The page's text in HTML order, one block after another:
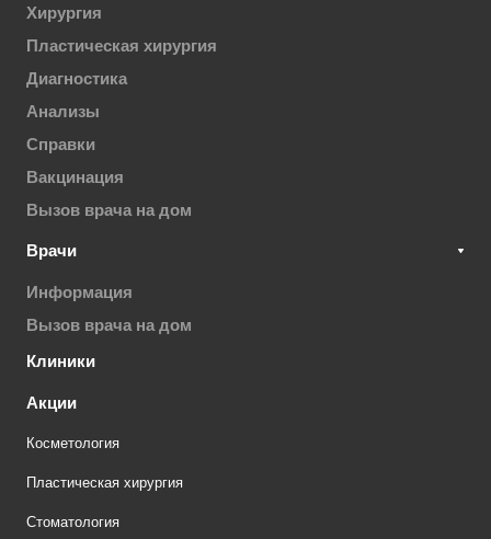
Хирургия
Пластическая хирургия
Диагностика
Анализы
Справки
Вакцинация
Вызов врача на дом
Врачи
Информация
Вызов врача на дом
Клиники
Акции
Косметология
Пластическая хирургия
Стоматология